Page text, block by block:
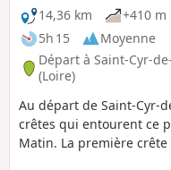
14,36 km
+410 m
5h 15
Moyenne
Départ à Saint-Cyr-
(Loire)
Au départ de Saint-Cyr-
crêtes qui entourent ce
Matin. La première